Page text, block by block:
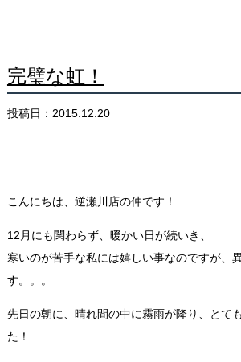
完璧な虹！
投稿日：2015.12.20
こんにちは、逆瀬川店の仲です！
12月にも関わらず、暖かい日が続いき、
寒いのが苦手な私には嬉しい事なのですが、
す。。。
先日の朝に、晴れ間の中に霧雨が降り、とて
た！